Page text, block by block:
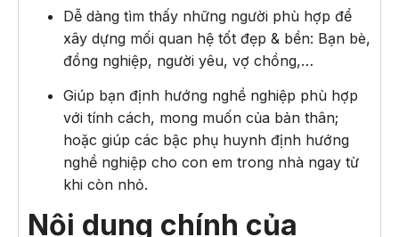
Dễ dàng tìm thấy những người phù hợp để
xây dựng mối quan hệ tốt đẹp & bền: Bạn bè,
đồng nghiệp, người yêu, vợ chồng,…
Giúp bạn định hướng nghề nghiệp phù hợp
với tính cách, mong muốn của bản thân;
hoặc giúp các bậc phụ huynh định hướng
nghề nghiệp cho con em trong nhà ngay từ
khi còn nhỏ.
Nội dung chính của